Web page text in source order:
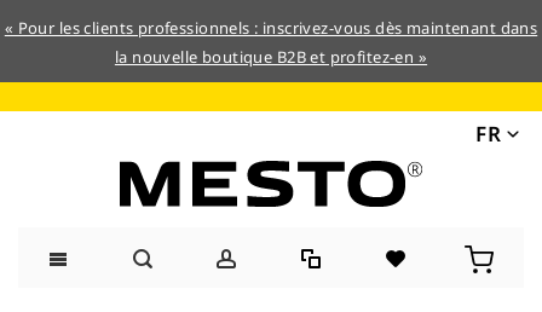
« Pour les clients professionnels : inscrivez-vous dès maintenant dans
la nouvelle boutique B2B et profitez-en »
FR